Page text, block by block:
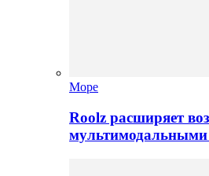
Море
Roolz расширяет
мультимодальными